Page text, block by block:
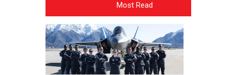
Most Read